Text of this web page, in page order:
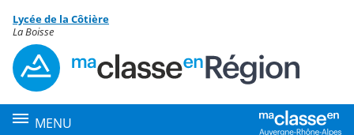
Menu de la rubrique
Contenu
Lycée de la Côtière
La Boisse
MENU